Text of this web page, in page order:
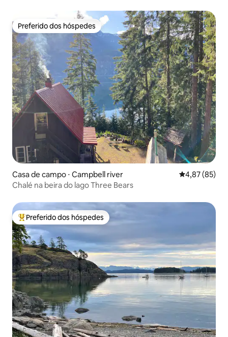
Preferido dos hóspedes
Preferido dos hóspedes
Casa de campo ⋅ Campbell river 4,87 de uma
4,87 (85)
Chalé na beira do lago Three Bears
Entre os melhores preferidos dos hóspedes
Preferido dos hóspedes